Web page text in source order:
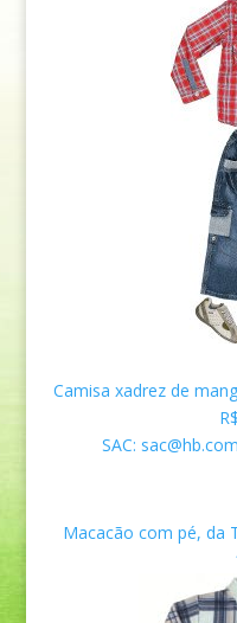
Camisa xadrez de
R$
SAC:
Macacão com pé, da